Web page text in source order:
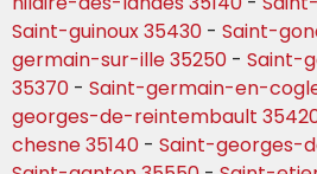
Saint-guinoux 35430 - Saint-
germain-sur-ille 35250 - Saint-
35370 - Saint-germain-en-
georges-de-reintembault
chesne 35140 - Saint-georges-